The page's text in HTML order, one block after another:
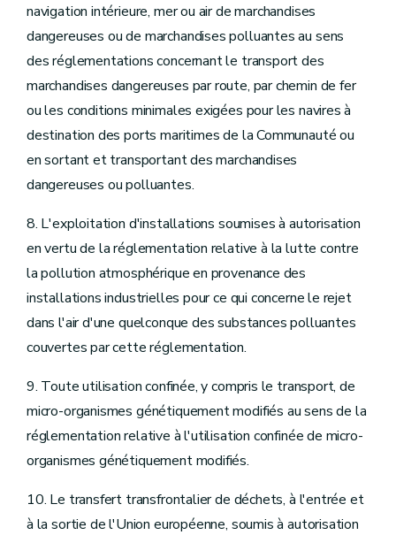
navigation intérieure, mer ou air de marchandises
dangereuses ou de marchandises polluantes au sens
des réglementations concernant le transport des
marchandises dangereuses par route, par chemin de fer
ou les conditions minimales exigées pour les navires à
destination des ports maritimes de la Communauté ou
en sortant et transportant des marchandises
dangereuses ou polluantes.
8. L'exploitation d'installations soumises à autorisation
en vertu de la réglementation relative à la lutte contre
la pollution atmosphérique en provenance des
installations industrielles pour ce qui concerne le rejet
dans l'air d'une quelconque des substances polluantes
couvertes par cette réglementation.
9. Toute utilisation confinée, y compris le transport, de
micro-organismes génétiquement modifiés au sens de la
réglementation relative à l'utilisation confinée de micro-
organismes génétiquement modifiés.
10. Le transfert transfrontalier de déchets, à l'entrée et
à la sortie de l'Union européenne, soumis à autorisation